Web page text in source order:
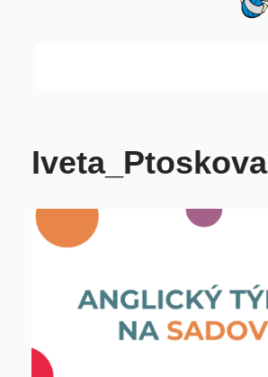
Iveta_Ptoskova